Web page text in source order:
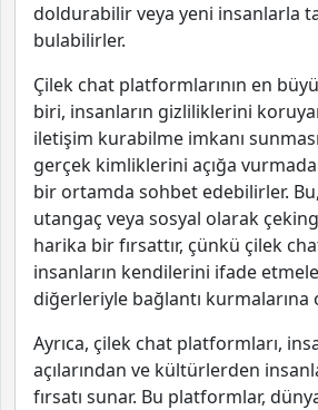
doldurabilir veya yeni insanlarla
bulabilirler.
Çilek chat platformlarının en
biri, insanların gizliliklerini
iletişim kurabilme imkanı
gerçek kimliklerini açığa
bir ortamda sohbet edebilirler.
utangaç veya sosyal olarak
harika bir fırsattır, çünkü çilek
insanların kendilerini ifade
diğerleriyle bağlantı kurmalarına
Ayrıca, çilek chat platformları,
açılarından ve kültürlerden
fırsatı sunar. Bu platformlar,